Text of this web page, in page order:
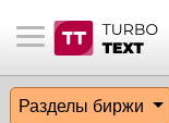
сообщения
Разделы биржи